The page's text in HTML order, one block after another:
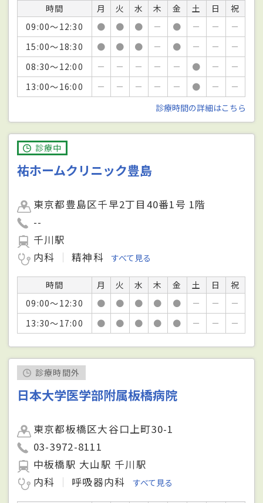
時間 月 火 水 木 金 土 日
祝
09:00～12:30
● ● ● － ● － －
－
15:00～18:30
● ● ● － ● － －
－
08:30～12:00
－ － － － － ● －
－
13:00～16:00
－ － － － － ● －
－
診療時間の詳細はこちら
診療中
祐ホームクリニック豊島
東京都豊島区千早2丁目40番1号 1階
--
千川駅
内科
精神科 すべて見る
時間 月 火 水 木 金 土 日
祝
09:00～12:30
● ● ● ● ● － －
－
13:30～17:00
● ● ● ● ● － － －
診療時間外
日本大学医学部附属板橋病院
東京都板橋区大谷口上町30-1
03-3972-8111
中板橋駅 大山駅 千川駅
内科
呼吸器内科 すべて見る